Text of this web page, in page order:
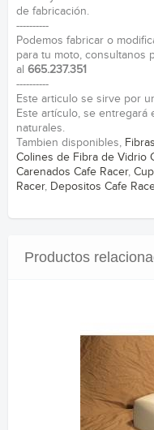
de fabricación.
----------
Podemos fabricar o
para tu moto, consultanos
al 665.237.351
----------
Este articulo se sirve por
Este artículo, se entregará
naturales.
Tambien disponibles,
Colines de Fibra de Vidrio
Carenados Cafe Racer,
Racer, Depositos Cafe
Productos